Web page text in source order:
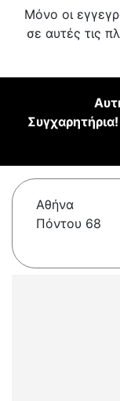
Μόνο οι
σε αυτές τις
Συγχαρητήρια!
Αθήνα
Πόντου 68